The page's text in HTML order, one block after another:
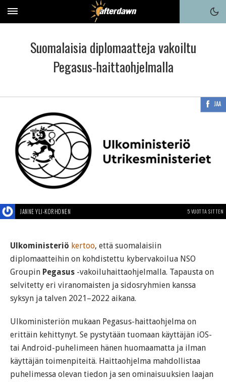
Suomalaisia diplomaatteja vakoiltu
Pegasus-haittaohjelmalla
JAA
JANNE YLI-KORHONEN 5 VUOTTA SITTEN
Ulkoministeriö kertoo, että suomalaisiin
diplomaatteihin on kohdistettu kybervakoilua NSO
Groupin Pegasus -vakoiluhaittaohjelmalla. Tapausta on
selvitetty eri viranomaisten ja sidosryhmien kanssa
syksyn ja talven 2021–2022 aikana.
Ulkoministeriön mukaan Pegasus-haittaohjelma on
erittäin kehittynyt. Se pystytään tuomaan käyttäjän iOS-
tai Android-puhelimeen hänen huomaamatta ja ilman
käyttäjän toimenpiteitä. Haittaohjelma mahdollistaa
puhelimessa olevan tiedon ja sen ominaisuuksien laajan